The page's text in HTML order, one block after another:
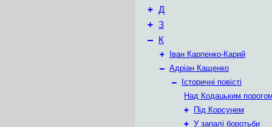
+ Д
+ З
– К
+
Іван Карпенко-Карий
– Адріан Кащенко
–
Історичні повісті
Над Кодацьким порогом
+
Під Корсунем
+ У запалі боротьби